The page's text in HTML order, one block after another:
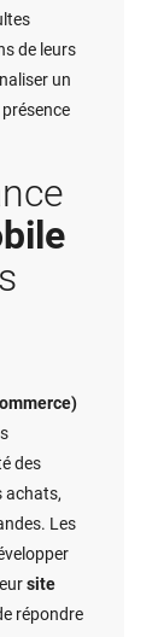
de leurs
un
des
achats,
Les
site
répondre